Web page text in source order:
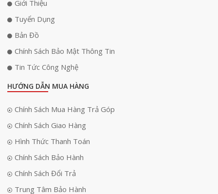
Giới Thiệu
Tuyển Dụng
Bản Đồ
Chính Sách Bảo Mật Thông Tin
Tin Tức Công Nghệ
HƯỚNG DẪN MUA HÀNG
Chính Sách Mua Hàng Trả Góp
Chính Sách Giao Hàng
Hình Thức Thanh Toán
Chính Sách Bảo Hành
Chính Sách Đổi Trả
Trung Tâm Bảo Hành